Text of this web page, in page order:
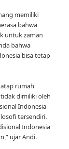
memiliki
bahwa
untuk zaman
bahwa
bisa tetap
rumah
dimiliki oleh
Indonesia
tersendiri.
Indonesia
ujar Andi.